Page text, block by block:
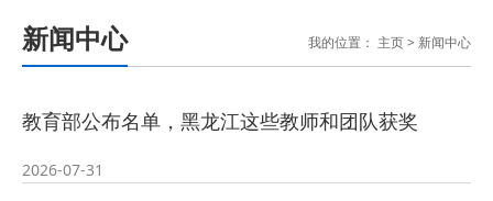
院党委 2026-07-27
· 黑龙江省高校在第六届全国高校教
师教学创新 2026-07-25
· 教育部2026年“宏志助航计划”师资
培训 2026-07-24
· 凝心聚力绘蓝图 踔厉奋进启新程
新闻中心 我的位置： 主页> 新闻中心
教育部公布名单，黑龙江这些教师和团队获奖
2026-07-31